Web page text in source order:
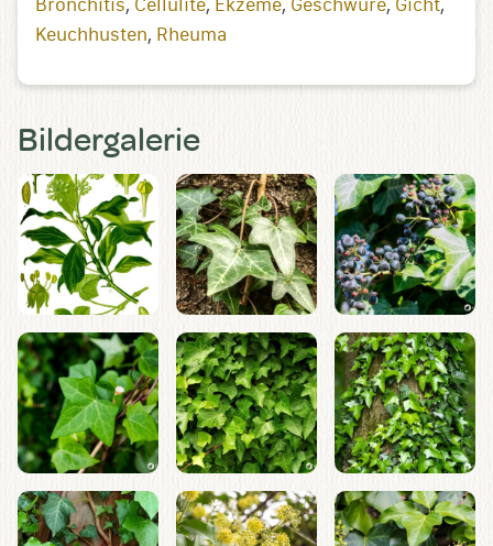
Bronchitis, Cellulite, Ekzeme, Geschwüre, Gicht,
Keuchhusten, Rheuma
Bildergalerie